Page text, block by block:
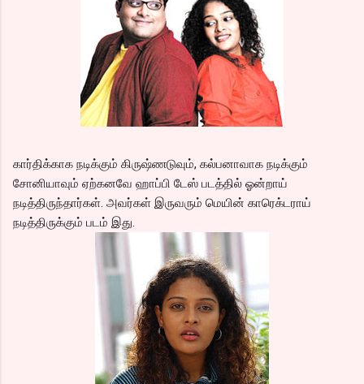
கார்திக்காக நடிக்கும் கிருஷ்ணடுவும், கல்பனாவாக நடிக்கும்
சோனியாவும் ஏற்கனவே ஹாப்பி டேஸ் படத்தில் ஓன்றாய்
நடித்திருந்தார்கள். அவர்கள் இருவரும் மெயின் காரெக்டராய்
நடித்திருக்கும் படம் இது.